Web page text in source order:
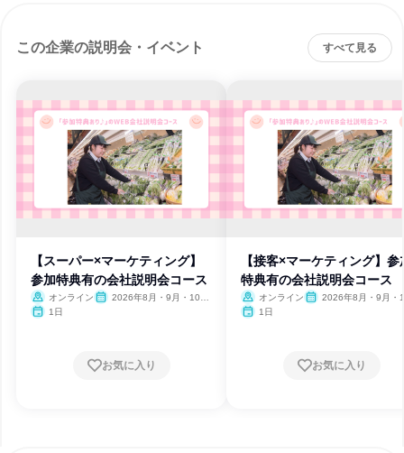
この企業の説明会・イベント すべて見る
【スーパー×マーケティング】
参加特典有の会社説明会コース
オンライン
2026年8月・9月・10
1日
お気に入り
【接客×マーケティング】参
特典有の会社説明会コース
オンライン
2026年8月・9月・
1日
お気に入り